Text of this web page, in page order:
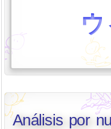
Análisis por